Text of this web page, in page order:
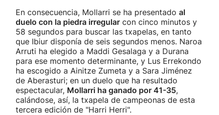
En consecuencia, Mollarri se ha presentado al
duelo con la piedra irregular con cinco minutos y
58 segundos para buscar las txapelas, en tanto
que Ibiur disponía de seis segundos menos. Naroa
Arruti ha elegido a Maddi Gesalaga y a Durana
para ese momento determinante, y Lus Errekondo
ha escogido a Ainitze Zumeta y a Sara Jiménez
de Aberasturi; en un duelo que ha resultado
espectacular, Mollarri ha ganado por 41-35,
calándose, así, la txapela de campeonas de esta
tercera edición de "Harri Herri".